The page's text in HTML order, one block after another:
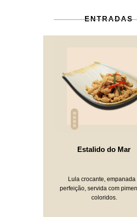
ENTRADAS
Estalido do Mar
Lula crocante, empanada
perfeição, servida com
coloridos.